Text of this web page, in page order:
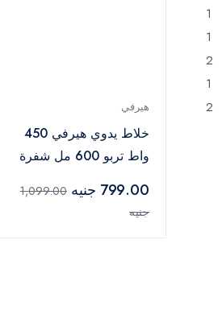
1
1
2
1
2 هيرفي
خلاط يدوي هيرفي 450
واط تربو 600 مل شفرة
تركواز -HB-001
799.00 جنيه
1,099.00
جنيه